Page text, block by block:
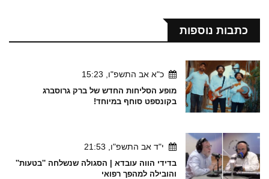
כתבות נוספות
כ"א אב התשפ"ו, 15:23
מופע הסליחות החדש של ברק גרוסברג
בקונספט סוחף במיוחד!
י"ד אב התשפ"ו, 21:53
בדידי הווה עובדא | הסגולה שנשלחה ''בטעות''
והובילה למהפך רפואי